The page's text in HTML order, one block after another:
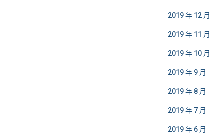
2019 年 12 月
2019 年 11 月
2019 年 10 月
2019 年 9 月
2019 年 8 月
2019 年 7 月
2019 年 6 月